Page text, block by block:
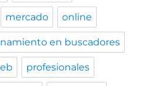
mercado online
en buscadores
profesionales